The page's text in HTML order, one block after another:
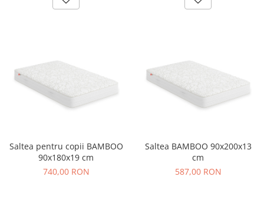
Saltea pentru copii BAMBOO
90x180x19 cm
740,00 RON
Saltea BAMBOO 90x200x13
cm
587,00 RON